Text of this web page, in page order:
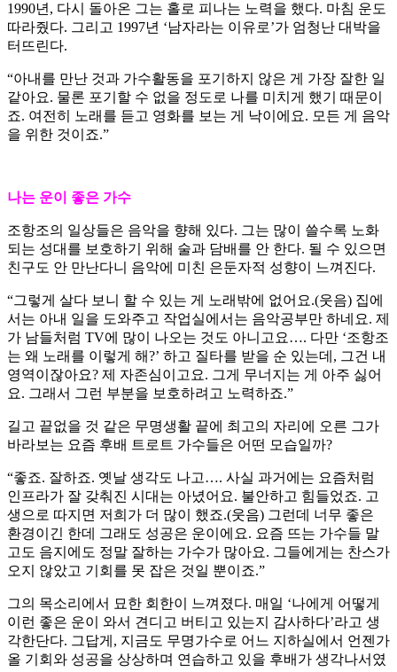
1990년, 다시 돌아온 그는 홀로 피나는 노력을 했다. 마침 운도
따라줬다. 그리고 1997년 ‘남자라는 이유로’가 엄청난 대박을
터뜨린다.
“아내를 만난 것과 가수활동을 포기하지 않은 게 가장 잘한 일
같아요. 물론 포기할 수 없을 정도로 나를 미치게 했기 때문이
죠. 여전히 노래를 듣고 영화를 보는 게 낙이에요. 모든 게 음악
을 위한 것이죠.”
나는 운이 좋은 가수
조항조의 일상들은 음악을 향해 있다. 그는 많이 쓸수록 노화
되는 성대를 보호하기 위해 술과 담배를 안 한다. 될 수 있으면
친구도 안 만난다니 음악에 미친 은둔자적 성향이 느껴진다.
“그렇게 살다 보니 할 수 있는 게 노래밖에 없어요.(웃음) 집에
서는 아내 일을 도와주고 작업실에서는 음악공부만 하네요. 제
가 남들처럼 TV에 많이 나오는 것도 아니고요…. 다만 ‘조항조
는 왜 노래를 이렇게 해?’ 하고 질타를 받을 순 있는데, 그건 내
영역이잖아요? 제 자존심이고요. 그게 무너지는 게 아주 싫어
요. 그래서 그런 부분을 보호하려고 노력하죠.”
길고 끝없을 것 같은 무명생활 끝에 최고의 자리에 오른 그가
바라보는 요즘 후배 트로트 가수들은 어떤 모습일까?
“좋죠. 잘하죠. 옛날 생각도 나고…. 사실 과거에는 요즘처럼
인프라가 잘 갖춰진 시대는 아녔어요. 불안하고 힘들었죠. 고
생으로 따지면 저희가 더 많이 했죠.(웃음) 그런데 너무 좋은
환경이긴 한데 그래도 성공은 운이에요. 요즘 뜨는 가수들 말
고도 음지에도 정말 잘하는 가수가 많아요. 그들에게는 찬스가
오지 않았고 기회를 못 잡은 것일 뿐이죠.”
그의 목소리에서 묘한 회한이 느껴졌다. 매일 ‘나에게 어떻게
이런 좋은 운이 와서 견디고 버티고 있는지 감사하다’라고 생
각한단다. 그답게, 지금도 무명가수로 어느 지하실에서 언젠가
올 기회와 성공을 상상하며 연습하고 있을 후배가 생각나서였